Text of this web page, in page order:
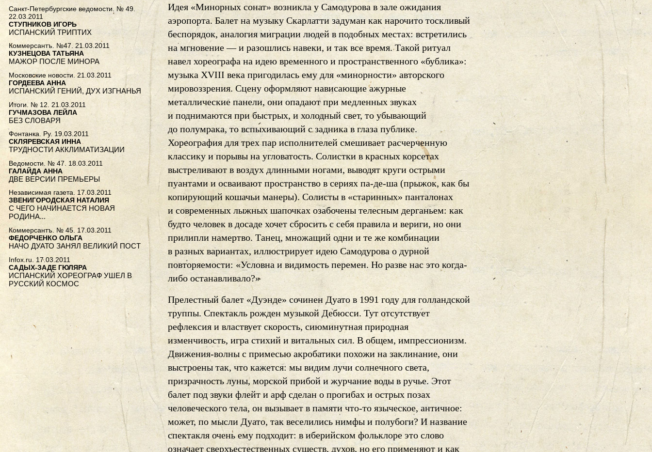
Идея «Минорных сонат» возникла у Самодурова в зале ожидания
аэропорта. Балет на музыку Скарлатти задуман как нарочито тоскливый
беспорядок, аналогия миграции людей в подобных местах: встретились
на мгновение — и разошлись навеки, и так все время. Такой ритуал
навел хореографа на идею временного и пространственного «бублика»:
музыка XVIII века пригодилась ему для «минорности» авторского
мировоззрения. Сцену оформляют нависающие ажурные
металлические панели, они опадают при медленных звуках
и поднимаются при быстрых, и холодный свет, то убывающий
до полумрака, то вспыхивающий с задника в глаза публике.
Хореография для трех пар исполнителей смешивает расчерченную
классику и порывы на угловатость. Солистки в красных корсетах
выстреливают в воздух длинными ногами, выводят круги острыми
пуантами и осваивают пространство в сериях па-де-ша (прыжок, как бы
копирующий кошачьи манеры). Солисты в «старинных» панталонах
и современных лыжных шапочках озабочены телесным дерганьем: как
будто человек в досаде хочет сбросить с себя правила и вериги, но они
прилипли намертво. Танец, множащий одни и те же комбинации
в разных вариантах, иллюстрирует идею Самодурова о дурной
повторяемости: «Условна и видимость перемен. Но разве нас это когда-
либо останавливало?»
Прелестный балет «Дуэнде» сочинен Дуато в 1991 году для голландской
труппы. Спектакль рожден музыкой Дебюсси. Тут отсутствует
рефлексия и властвует скорость, сиюминутная природная
изменчивость, игра стихий и витальных сил. В общем, импрессионизм.
Движения-волны с примесью акробатики похожи на заклинание, они
выстроены так, что кажется: мы видим лучи солнечного света,
призрачность луны, морской прибой и журчание воды в ручье. Этот
балет под звуки флейт и арф сделан о прогибах и острых позах
человеческого тела, он вызывает в памяти что-то языческое, античное:
может, по мысли Дуато, так веселились нимфы и полубоги? И название
спектакля очень ему подходит: в иберийском фольклоре это слово
означает сверхъестественных существ, духов, но его применяют и как
Санкт-Петербургские ведомости. № 49.
22.03.2011
СТУПНИКОВ ИГОРЬ
ИСПАНСКИЙ ТРИПТИХ
Коммерсантъ. №47. 21.03.2011
КУЗНЕЦОВА ТАТЬЯНА
МАЖОР ПОСЛЕ МИНОРА
Московские новости. 21.03.2011
ГОРДЕЕВА АННА
ИСПАНСКИЙ ГЕНИЙ, ДУХ ИЗГНАНЬЯ
Итоги. № 12. 21.03.2011
ГУЧМАЗОВА ЛЕЙЛА
БЕЗ СЛОВАРЯ
Фонтанка. Ру. 19.03.2011
СКЛЯРЕВСКАЯ ИННА
ТРУДНОСТИ АККЛИМАТИЗАЦИИ
Ведомости. № 47. 18.03.2011
ГАЛАЙДА АННА
ДВЕ ВЕРСИИ ПРЕМЬЕРЫ
Независимая газета. 17.03.2011
ЗВЕНИГОРОДСКАЯ НАТАЛИЯ
С ЧЕГО НАЧИНАЕТСЯ НОВАЯ
РОДИНА...
Коммерсантъ. № 45. 17.03.2011
ФЕДОРЧЕНКО ОЛЬГА
НАЧО ДУАТО ЗАНЯЛ ВЕЛИКИЙ ПОСТ
Infox.ru. 17.03.2011
САДЫХ-ЗАДЕ ГЮЛЯРА
ИСПАНСКИЙ ХОРЕОГРАФ УШЕЛ В
РУССКИЙ КОСМОС